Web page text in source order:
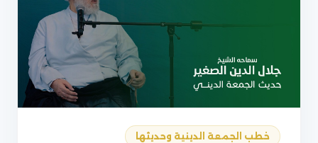
خطب الجمعة الدينية وحديثها